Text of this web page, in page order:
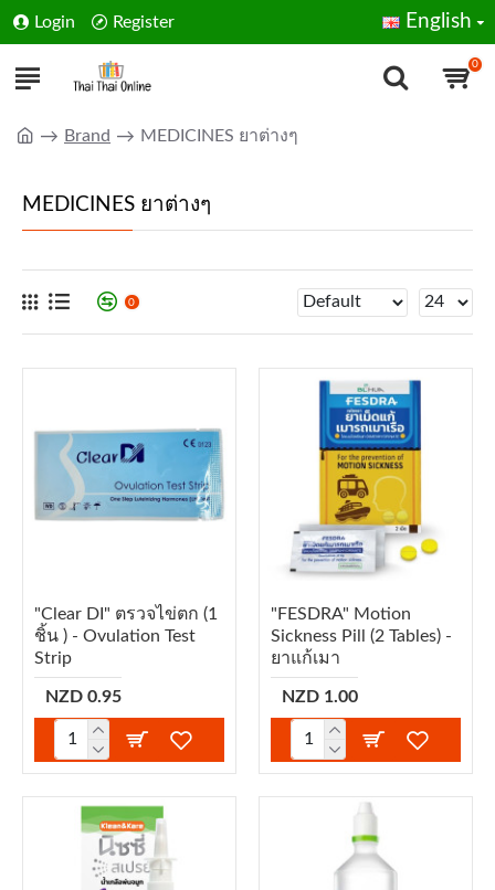
Login Register English
0
Brand MEDICINES ยาต่างๆ
MEDICINES ยาต่างๆ
0
"Clear DI" ตรวจไข่ตก (1
ชิ้น ) - Ovulation Test
Strip
NZD 0.95
"FESDRA" Motion
Sickness Pill (2 Tables) -
ยาแก้เมา
NZD 1.00